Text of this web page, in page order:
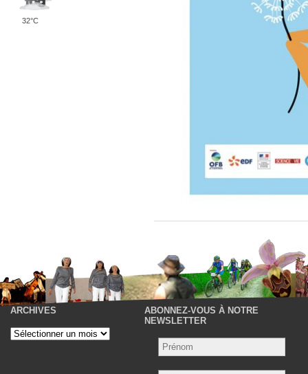
32°C
ARCHIVES
Archives
ABONNEZ-VOUS À NOTRE
NEWSLETTER